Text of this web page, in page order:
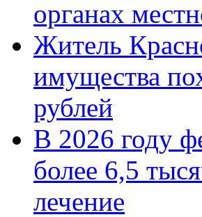
органах
Житель
имущества
рублей
В 2026 году
более 6,5
лечение